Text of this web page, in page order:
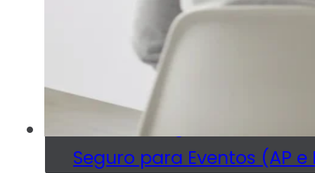
Seguro Bike
Seguro RC Profissional
Seguro de Equipamentos
Risco de Engenharia
Seguro para Eventos (AP e